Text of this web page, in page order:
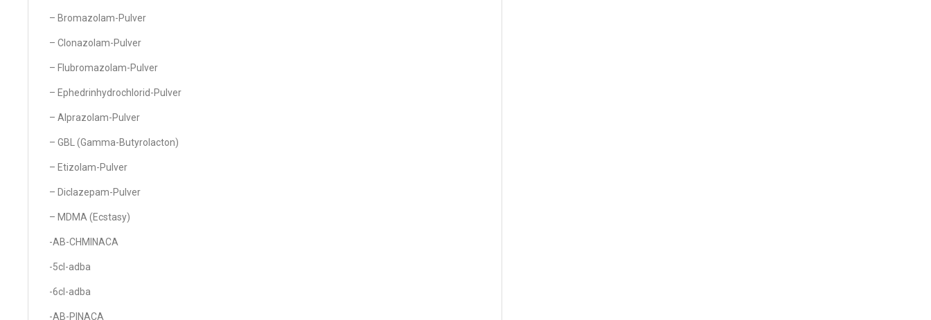
– Bromazolam-Pulver
– Clonazolam-Pulver
– Flubromazolam-Pulver
– Ephedrinhydrochlorid-Pulver
– Alprazolam-Pulver
– GBL (Gamma-Butyrolacton)
– Etizolam-Pulver
– Diclazepam-Pulver
– MDMA (Ecstasy)
-AB-CHMINACA
-5cl-adba
-6cl-adba
-AB-PINACA